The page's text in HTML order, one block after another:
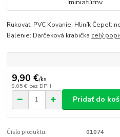
Rukoväť: PVC Kovanie: Hliník Čepeľ:
Balenie: Darčeková krabička celý
9,90 €/ks
8,05 € bez DPH
Pridať do
Číslo produktu: 01074